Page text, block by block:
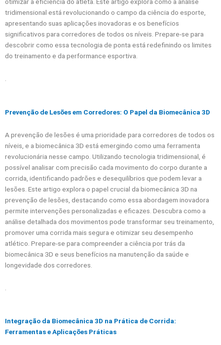
tridimensional está revolucionando o campo da ciência do esporte,
apresentando suas aplicações inovadoras e os benefícios
significativos para corredores de todos os níveis. Prepare-se para
descobrir como essa tecnologia de ponta está redefinindo os limites
do treinamento e da performance esportiva.
Prevenção de Lesões em Corredores: O Papel da Biomecânica 3D
A prevenção de lesões é uma prioridade para corredores de todos os
níveis, e a biomecânica 3D está emergindo como uma ferramenta
revolucionária nesse campo. Utilizando tecnologia tridimensional, é
possível analisar com precisão cada movimento do corpo durante a
corrida, identificando padrões e desequilíbrios que podem levar a
lesões. Este artigo explora o papel crucial da biomecânica 3D na
prevenção de lesões, destacando como essa abordagem inovadora
permite intervenções personalizadas e eficazes. Descubra como a
análise detalhada dos movimentos pode transformar seu treinamento,
promover uma corrida mais segura e otimizar seu desempenho
atlético. Prepare-se para compreender a ciência por trás da
biomecânica 3D e seus benefícios na manutenção da saúde e
longevidade dos corredores.
Integração da Biomecânica 3D na Prática de Corrida:
Ferramentas e Aplicações Práticas